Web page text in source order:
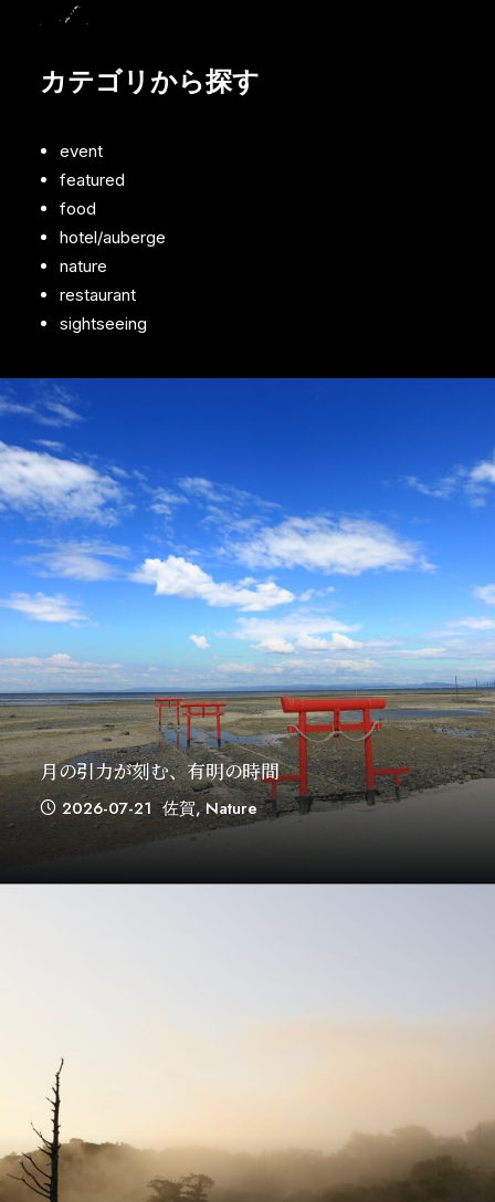
カテゴリから探す
event
featured
food
hotel/auberge
nature
restaurant
sightseeing
月の引力が刻む、有明の時間
2026-07-21 佐賀,Nature